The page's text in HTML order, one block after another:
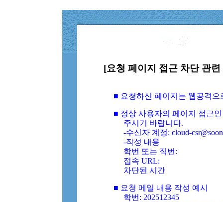
[요청 페이지 접근 차단 관
■ 요청하신 페이지는 웹공격
■ 정상 사용자의 페이지 접근
주시기 바랍니다.
-수신자 계정: cloud-
-작성 내용
학번 또는 직번:
접속 URL:
차단된 시간
■ 요청 메일 내용 작성 예시
학번: 202512345